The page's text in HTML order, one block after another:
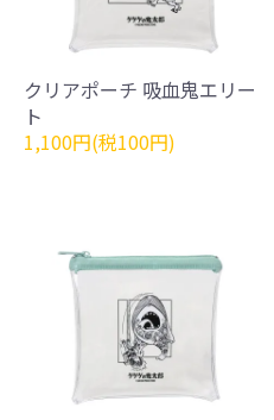
クリアポーチ 吸血鬼エリー
ト
1,100円(税100円)